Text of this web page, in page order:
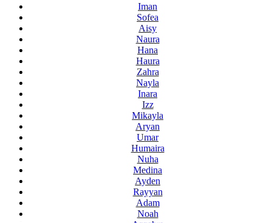
Iman
Sofea
Aisy
Naura
Hana
Haura
Zahra
Nayla
Inara
Izz
Mikayla
Aryan
Umar
Humaira
Nuha
Medina
Ayden
Rayyan
Adam
Noah